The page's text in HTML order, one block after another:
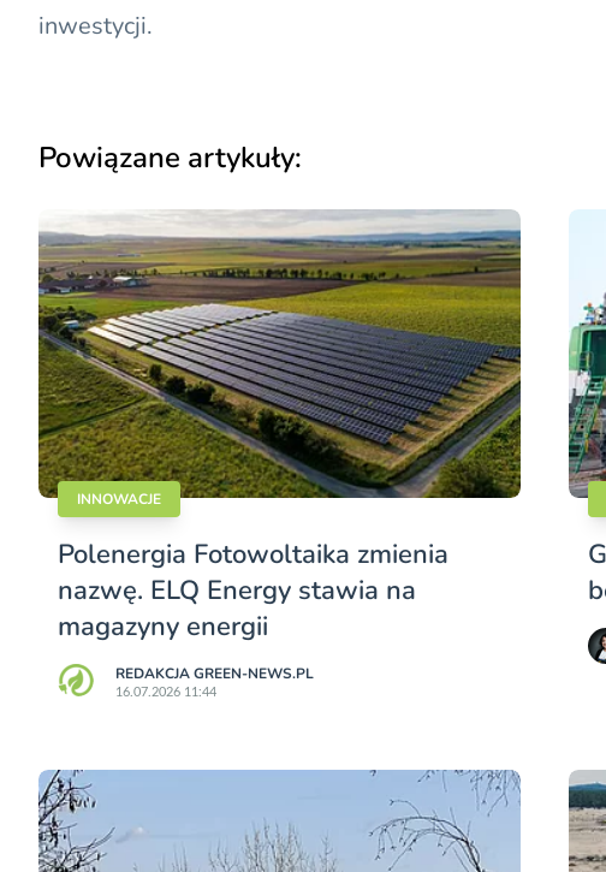
inwestycji.
Powiązane artykuły:
INNOWACJE
Polenergia Fotowoltaika zmienia
nazwę. ELQ Energy stawia na
magazyny energii
REDAKCJA GREEN-NEWS.PL
16.07.2026 11:44